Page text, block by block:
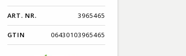
ART. NR. 3965465
GTIN 06430103965465